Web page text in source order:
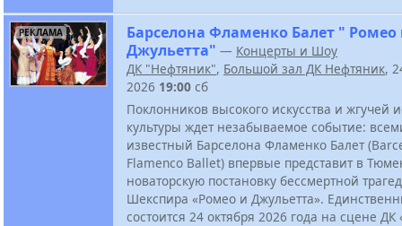
РЕКЛАМА
Барселона Фламенко Балет " Ромео
Джульетта" — Концерты и Шоу
ДК "Нефтяник", Большой зал ДК Нефтяник,
2026 19:00 сб
Поклонников высокого искусства и жгучей
культуры ждет незабываемое событие:
известный Барселона Фламенко Балет
Flamenco Ballet) впервые представит в
новаторскую постановку бессмертной
Шекспира «Ромео и Джульетта».
состоится 24 октября 2026 года на сцене